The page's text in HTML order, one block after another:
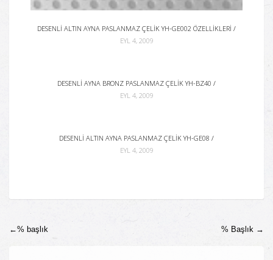
DESENLI ALTIN AYNA PASLANMAZ ÇELIK YH-GE002 ÖZELLIKLERI /
EYL 4, 2009
DESENLI AYNA BRONZ PASLANMAZ ÇELIK YH-BZ40 /
EYL 4, 2009
DESENLI ALTIN AYNA PASLANMAZ ÇELIK YH-GE08 /
EYL 4, 2009
←% başlık % Başlık →